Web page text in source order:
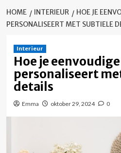
HOME INTERIEUR
HOE JE
PERSONALISEERT MET SUBTIELE
Interieur
Hoe je
personaliseert
details
Emma oktober 29, 2024 0